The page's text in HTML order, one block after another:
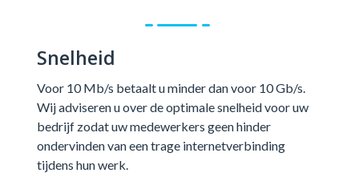
Snelheid
Voor 10 Mb/s betaalt u minder dan voor 10 Gb/s.
Wij adviseren u over de optimale snelheid voor uw
bedrijf zodat uw medewerkers geen hinder
ondervinden van een trage internetverbinding
tijdens hun werk.